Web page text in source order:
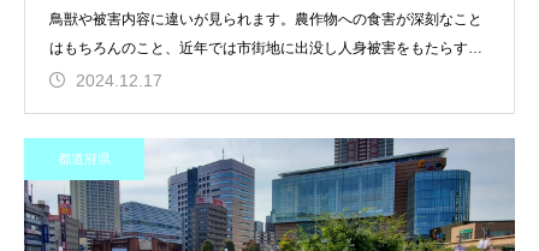
鳥獣や被害内容に違いが見られます。農作物への食害が深刻なこと
はもちろんのこと、近年では市街地に出没し人身被害をもたらす生
き物や家屋
2024.12.17
都道府県